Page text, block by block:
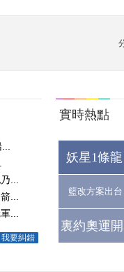
...
...
...
我要糾錯
實時熱點
妖星1條
籃改方案出台
裏約奧運